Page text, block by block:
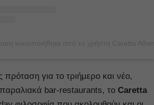
πρόταση για το τριήμερο και νέο,
bar-restaurants, το Caretta